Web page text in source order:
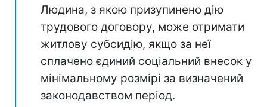
Людина, з якою призупинено дію
трудового договору, може отримати
житлову субсидію, якщо за неї
сплачено єдиний соціальний внесок у
мінімальному розмірі за визначений
законодавством період.